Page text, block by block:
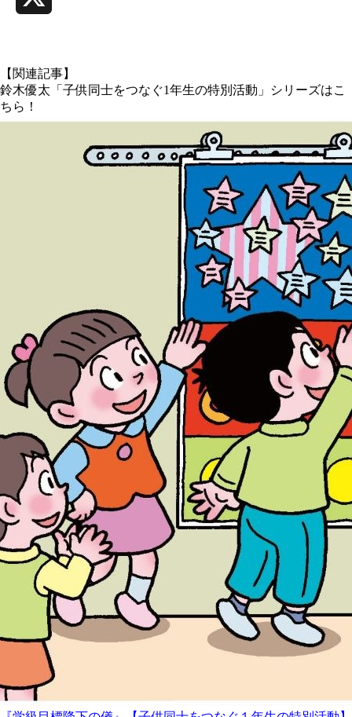
【関連記事】
鈴木優太「子供同士をつなぐ1年生の特別活動」シリーズはこ
ちら！